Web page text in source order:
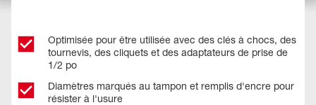
Optimisée pour être utilisée avec des clés à chocs, des
tournevis, des cliquets et des adaptateurs de prise de
1/2 po
Diamètres marqués au tampon et remplis d'encre pour
résister à l'usure